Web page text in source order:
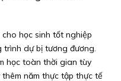
học sinh tốt nghiệp
dự bị tương đương.
học toàn thời gian tùy
năm thực tập thực tế